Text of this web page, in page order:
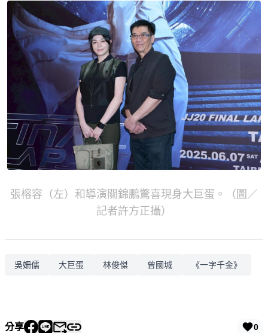
張榕容（左）和導演關錦鵬驚喜現身大巨蛋。（圖／
記者許方正攝）
吳姍儒 大巨蛋 林俊傑 曾國城 《一字千金》
分享 0